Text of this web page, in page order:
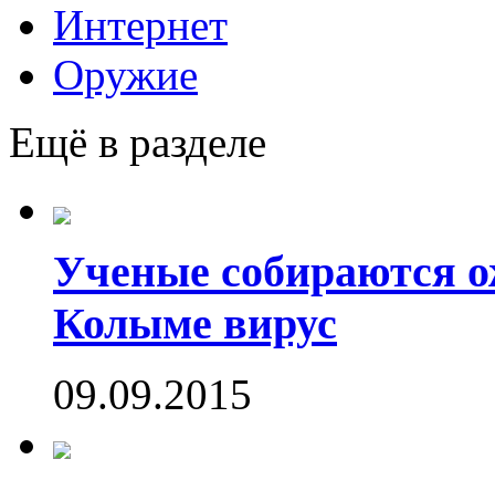
Интернет
Оружие
Ещё в разделе
Ученые собираются
Колыме вирус
09.09.2015